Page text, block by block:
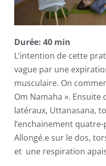
Durée: 40 min
L’intention de cette
vague par une
musculaire. On
Om Namaha ».
latéraux, Uttanasana,
l’enchainement
Allongé.e sur le dos,
et une respiration